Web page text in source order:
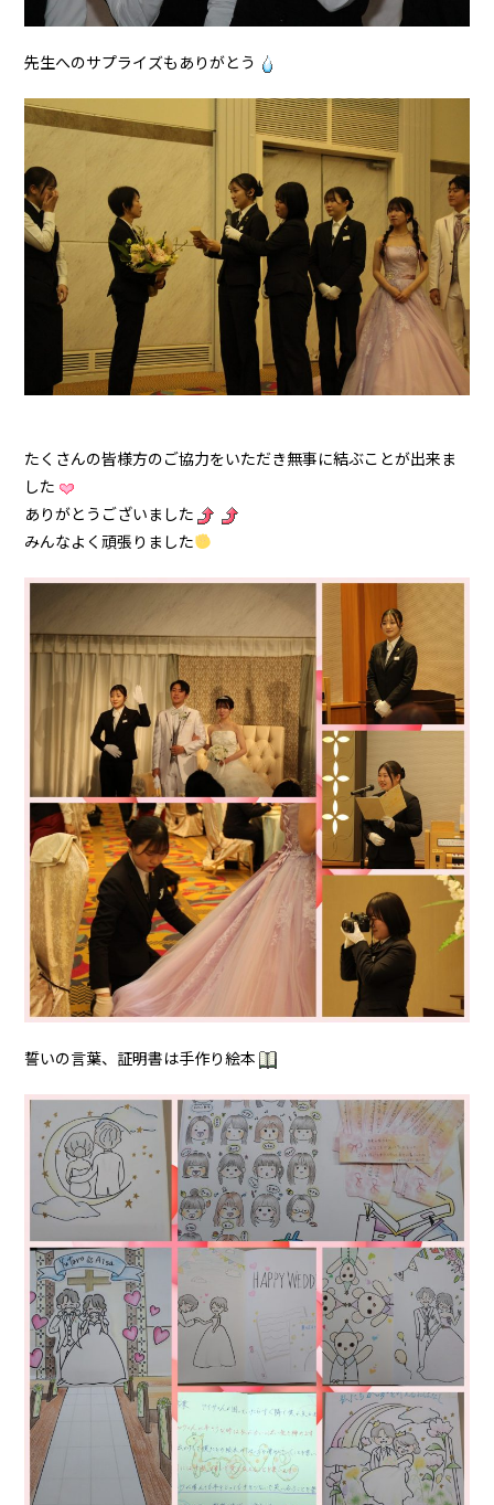
先生へのサプライズもありがとう
たくさんの皆様方のご協力をいただき無事に結ぶことが出来ま
した
ありがとうございました
みんなよく頑張りました
誓いの言葉、証明書は手作り絵本